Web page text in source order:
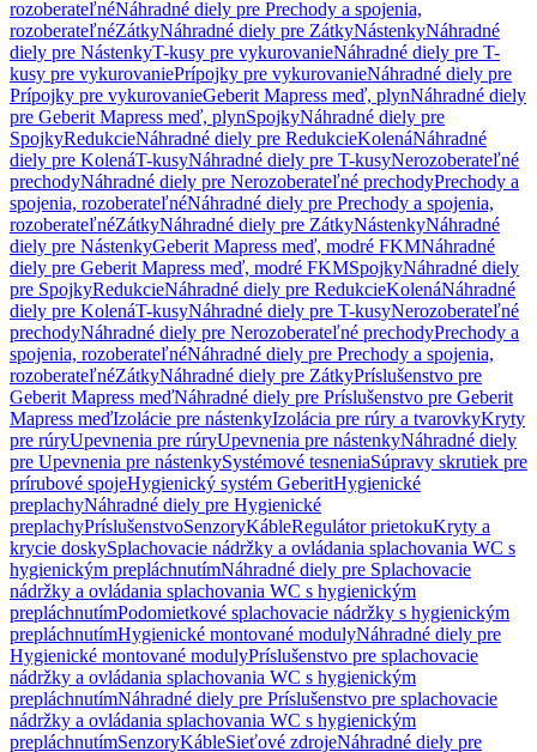
rozoberateľnéNáhradné diely pre Prechody a spojenia,
rozoberateľnéZátkyNáhradné diely pre ZátkyNástenkyNáhradné
diely pre NástenkyT-kusy pre vykurovanieNáhradné diely pre T-
kusy pre vykurovaniePrípojky pre vykurovanieNáhradné diely pre
Prípojky pre vykurovanieGeberit Mapress meď, plynNáhradné diely
pre Geberit Mapress meď, plynSpojkyNáhradné diely pre
SpojkyRedukcieNáhradné diely pre RedukcieKolenáNáhradné
diely pre KolenáT-kusyNáhradné diely pre T-kusyNerozoberateľné
prechodyNáhradné diely pre Nerozoberateľné prechodyPrechody a
spojenia, rozoberateľnéNáhradné diely pre Prechody a spojenia,
rozoberateľnéZátkyNáhradné diely pre ZátkyNástenkyNáhradné
diely pre NástenkyGeberit Mapress meď, modré FKMNáhradné
diely pre Geberit Mapress meď, modré FKMSpojkyNáhradné diely
pre SpojkyRedukcieNáhradné diely pre RedukcieKolenáNáhradné
diely pre KolenáT-kusyNáhradné diely pre T-kusyNerozoberateľné
prechodyNáhradné diely pre Nerozoberateľné prechodyPrechody a
spojenia, rozoberateľnéNáhradné diely pre Prechody a spojenia,
rozoberateľnéZátkyNáhradné diely pre ZátkyPríslušenstvo pre
Geberit Mapress meďNáhradné diely pre Príslušenstvo pre Geberit
Mapress meďIzolácie pre nástenkyIzolácia pre rúry a tvarovkyKryty
pre rúryUpevnenia pre rúryUpevnenia pre nástenkyNáhradné diely
pre Upevnenia pre nástenkySystémové tesneniaSúpravy skrutiek pre
prírubové spojeHygienický systém GeberitHygienické
preplachyNáhradné diely pre Hygienické
preplachyPríslušenstvoSenzoryKábleRegulátor prietokuKryty a
krycie doskySplachovacie nádržky a ovládania splachovania WC s
hygienickým prepláchnutímNáhradné diely pre Splachovacie
nádržky a ovládania splachovania WC s hygienickým
prepláchnutímPodomietkové splachovacie nádržky s hygienickým
prepláchnutímHygienické montované modulyNáhradné diely pre
Hygienické montované modulyPríslušenstvo pre splachovacie
nádržky a ovládania splachovania WC s hygienickým
prepláchnutímNáhradné diely pre Príslušenstvo pre splachovacie
nádržky a ovládania splachovania WC s hygienickým
prepláchnutímSenzoryKábleSieťové zdrojeNáhradné diely pre